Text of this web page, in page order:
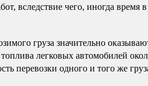
вследствие чего, иногда время
груза значительно
легковых автомобилей
перевозки одного и того же